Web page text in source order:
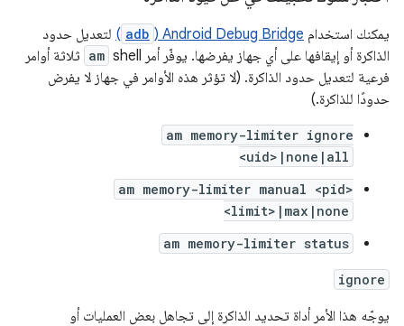
يمكنك استخدام Android Debug Bridge (
adb
) لتعديل حدود
الذاكرة أو إيقافها على أي جهاز يفرضها. يوفّر أمر shell
am ثلاثة أوامر
فرعية لتعديل حدود الذاكرة. (لا تؤثر هذه الأوامر في جهاز لا يفرض
حدودًا للذاكرة.)
am memory-limiter ignore
<uid>|none|all
am memory-limiter manual <pid>
<limit>|max|none
am memory-limiter status
ignore
يوجّه هذا الأمر أداة تحديد الذاكرة إلى تجاهل بعض العمليات أو